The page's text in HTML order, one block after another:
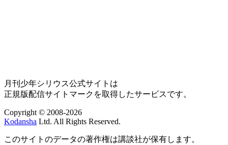
月刊少年シリウス公式サイトは
正規版配信サイトマークを取得したサービスです。
Copyright © 2008-2026
Kodansha Ltd. All Rights Reserved.
このサイトのデータの著作権は講談社が保有します。